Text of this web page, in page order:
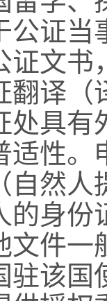
公证当
证文
翻译（
处具
适性。
自然人
的身
文件
驻该国